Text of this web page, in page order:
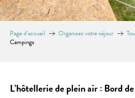
Page d’accueil Organisez votre séjour
Campings
L’hôtellerie de plein air : Bord